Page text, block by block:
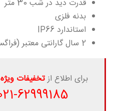
قدرت دید در شب 30 متر
بدنه فلزی
استاندارد IP66
2 سال گارانتی معتبر (فراگستر-پارس ارتباط)
برای اطلاع ازتخفیفات ویژه
62999185
-021